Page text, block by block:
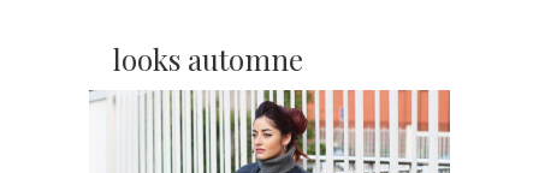
looks automne